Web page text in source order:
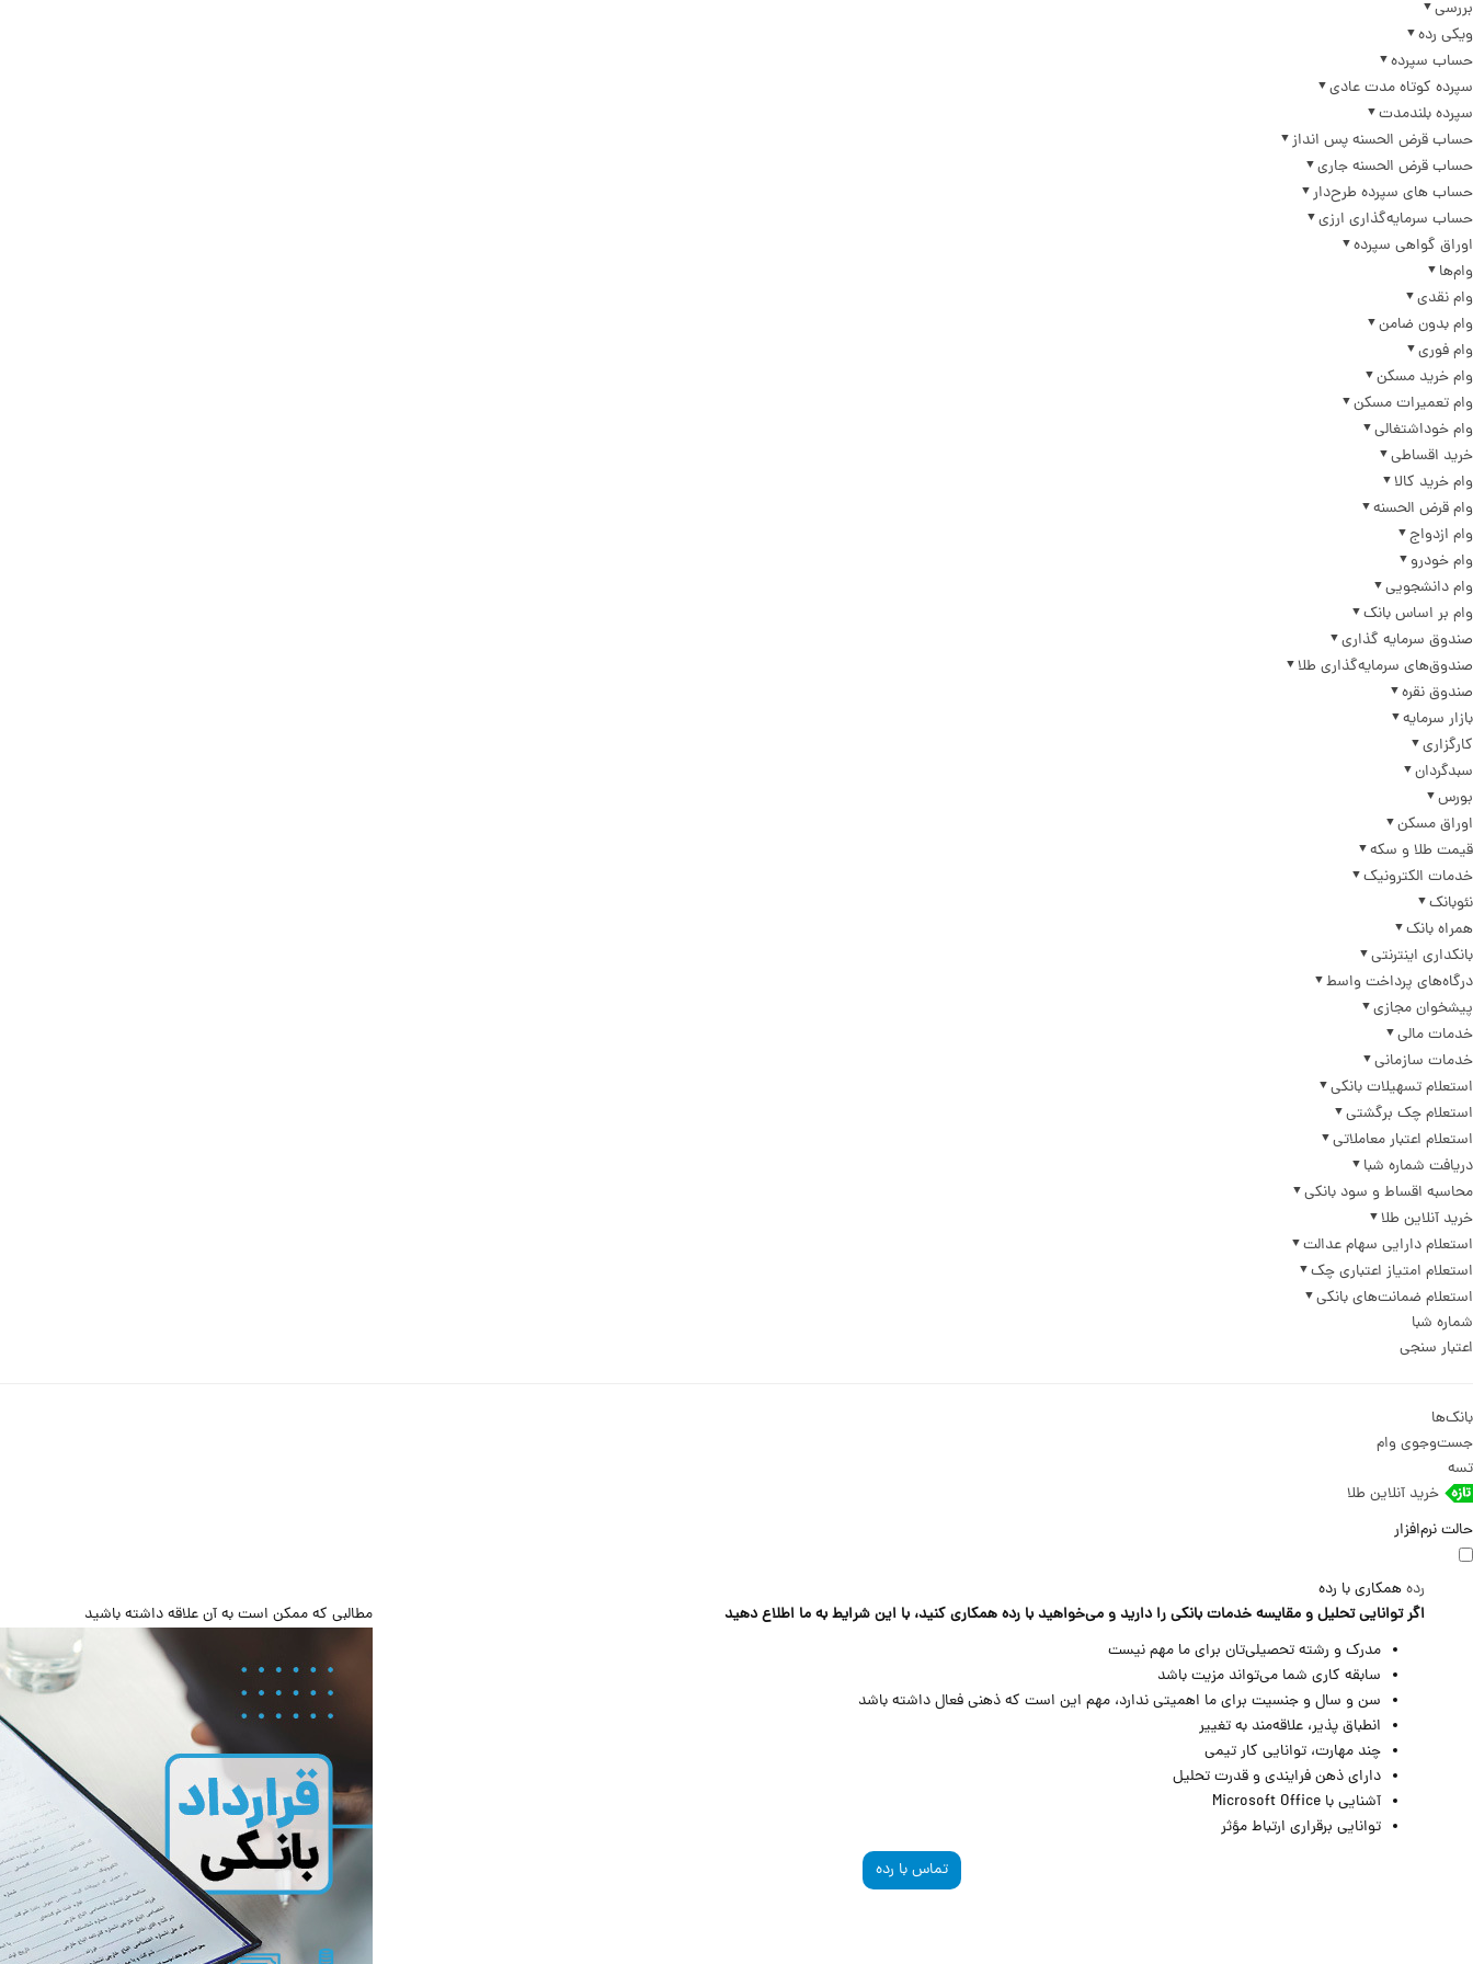
بررسی
ویکی رده
حساب سپرده
سپرده کوتاه مدت عادی
سپرده بلندمدت
حساب قرض الحسنه پس انداز
حساب قرض الحسنه جاری
حساب های سپرده طرح‌دار
حساب سرمایه‌گذاری ارزی
اوراق گواهی سپرده
وام‌ها
وام نقدی
وام بدون ضامن
وام فوری
وام خرید مسکن
وام تعمیرات مسکن
وام خوداشتغالی
خرید اقساطی
وام خرید کالا
وام قرض الحسنه
وام ازدواج
وام خودرو
وام دانشجویی
وام بر اساس بانک
صندوق سرمایه گذاری
صندوق‌های سرمایه‌گذاری طلا
صندوق نقره
بازار سرمایه
کارگزاری
سبدگردان
بورس
اوراق مسکن
قیمت طلا و سکه
خدمات الکترونیک
نئوبانک
همراه بانک
بانکداری اینترنتی
درگاه‌های پرداخت واسط
پیشخوان مجازی
خدمات مالی
خدمات سازمانی
استعلام تسهیلات بانکی
استعلام چک برگشتی
استعلام اعتبار معاملاتی
دریافت شماره شبا
محاسبه اقساط و سود بانکی
خرید آنلاین طلا
استعلام دارایی سهام عدالت
استعلام امتیاز اعتباری چک
استعلام ضمانت‌های بانکی
شماره شبا
اعتبار سنجی
بانک‌ها
جست‌وجوی وام
تسه
خرید آنلاین طلا
حالت نرم‌افزار
ردههمکاری با رده
اگر توانایی تحلیل و مقایسه خدمات بانکی را دارید و می‌خواهید با رده همکاری کنید، با این شرایط به ما اطلاع دهید
مدرک و رشته تحصیلی‌تان برای ما مهم نیست
سابقه کاری شما می‌تواند مزیت باشد
سن و سال‌ و جنسیت برای ما اهمیتی ندارد، مهم این است که ذهنی فعال داشته باشد
انطباق پذیر، علاقه‌مند به تغییر
چند مهارت، توانایی کار تیمی
دارای ذهن فرایندی و قدرت تحلیل
آشنایی با Microsoft Office
توانایی برقراری ارتباط مؤثر
تماس با رده
مطالبی که ممکن است به آن علاقه داشته باشید